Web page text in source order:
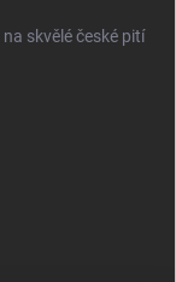
skvělé české pití